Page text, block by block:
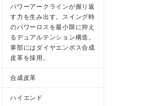
パワーアークラインが握り返
す力を生み出す。スイング時
のパワーロスを最小限に抑え
るデュアルテンション構造。
掌部にはダイヤエンボス合成
皮革を採用。
合成皮革
ハイエンド